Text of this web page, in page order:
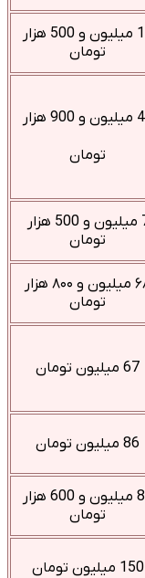
11 میلیون و 500 هزار
تومان
44 میلیون و 900 هزار
تومان
7 میلیون و 500 هزار
تومان
۶۸ میلیون و ۸۰۰ هزار
تومان
67 میلیون تومان
86 میلیون تومان
89 میلیون و 600 هزار
تومان
150 میلیون تومان